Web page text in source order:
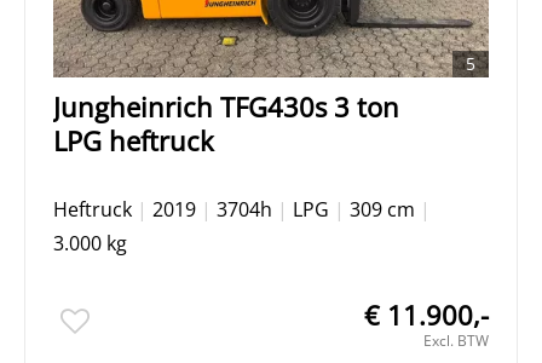
5
Jungheinrich TFG430s 3 ton
LPG heftruck
Heftruck | 2019 | 3704h | LPG | 309 cm |
3.000 kg
€ 11.900,-
Excl. BTW